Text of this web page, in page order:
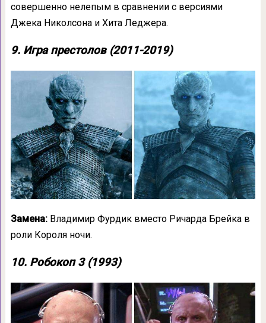
совершенно нелепым в сравнении с версиями
Джека Николсона и Хита Леджера.
9. Игра престолов (2011-2019)
Замена:Владимир Фурдик вместо Ричарда Брейка в
роли Короля ночи.
10. Робокоп 3 (1993)